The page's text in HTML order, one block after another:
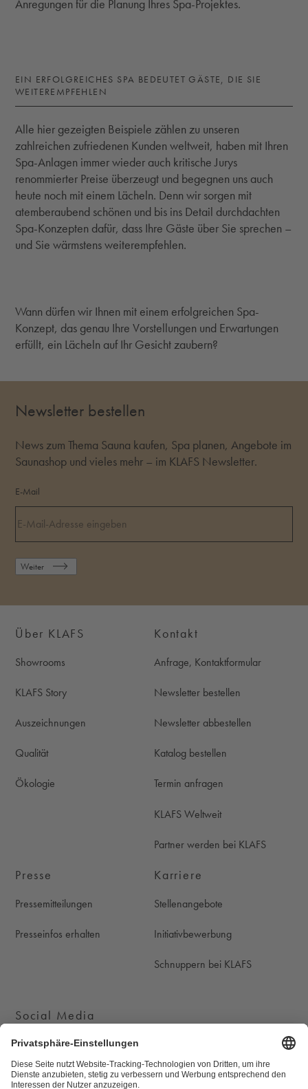
Anregungen für die Planung Ihres Spa-Projektes.
EIN ERFOLGREICHES SPA BEDEUTET GÄSTE, DIE SIE
WEITEREMPFEHLEN
Alle hier gezeigten Beispiele zählen zu unseren
zahlreichen zufriedenen Kunden weltweit, haben mit Ihren
Spa-Anlagen immer wieder auch kritische Jurys
renommierter Preise überzeugt und begegnen uns auch
heute noch mit einem Lächeln. Denn wir sorgen mit
atemberaubend schönen und bis ins Detail durchdachten
Spa-Konzepten dafür, dass Ihre Gäste über Sie sprechen –
und Sie wärmstens weiterempfehlen.
Wann dürfen wir Ihnen mit einem erfolgreichen Spa-
Konzept, das genau Ihre Vorstellungen und Erwartungen
erfüllt, ein Lächeln auf Ihr Gesicht zaubern?
Newsletter bestellen
News zum Thema Sauna kaufen, Spa planen, Angebote im
Saunashop und vieles mehr – im KLAFS Newsletter.
E-Mail
Weiter
Über KLAFS
Showrooms
KLAFS Story
Auszeichnungen
Qualität
Ökologie
Kontakt
Anfrage, Kontaktformular
Newsletter bestellen
Newsletter abbestellen
Katalog bestellen
Termin anfragen
KLAFS Weltweit
Partner werden bei KLAFS
Presse
Pressemitteilungen
Presseinfos erhalten
Karriere
Stellenangebote
Initiativbewerbung
Schnuppern bei KLAFS
Social Media
KLAFS auf Instagram
KLAFS auf Youtube
KLAFS auf Pinterest
KLAFS auf Facebook